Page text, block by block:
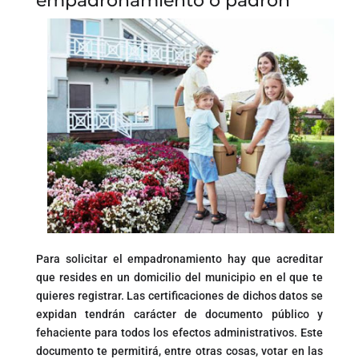
Para solicitar el empadronamiento hay que acreditar
que resides en un domicilio del municipio en el que te
quieres registrar. Las certificaciones de dichos datos se
expidan tendrán carácter de documento público y
fehaciente para todos los efectos administrativos. Este
documento te permitirá, entre otras cosas, votar en las